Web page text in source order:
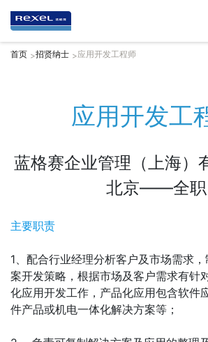
首页 >招贤纳士 >应用开发工程师
应用开发工
蓝格赛企业管理（上海
北京——全职
主要职责
1、配合行业经理分析客户及市场需求
案开发策略，根据市场及客户需求有针
化应用开发工作，产品化应用包含软件
件产品或机电一体化解决方案等；